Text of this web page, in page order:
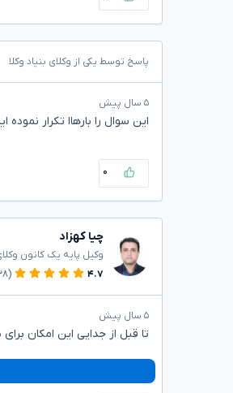
پاسخ توسط یکی از وکلای بنیاد وکلا
۵ سال پیش
این سوال را بارهاا تکرار نموده
۰
چیا کهزاد
وکیل پایه یک کانون
۴.۷
(۳۸)
۵ سال پیش
تا قبل از جدایی این امکان